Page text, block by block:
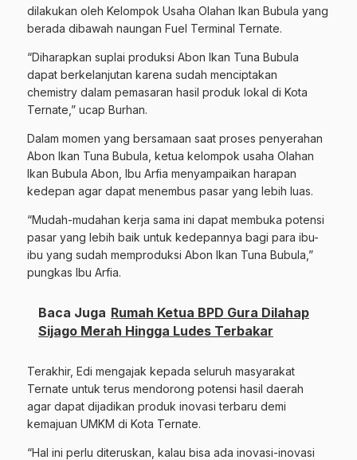
dilakukan oleh Kelompok Usaha Olahan Ikan Bubula yang
berada dibawah naungan Fuel Terminal Ternate.
“Diharapkan suplai produksi Abon Ikan Tuna Bubula
dapat berkelanjutan karena sudah menciptakan
chemistry dalam pemasaran hasil produk lokal di Kota
Ternate,” ucap Burhan.
Dalam momen yang bersamaan saat proses penyerahan
Abon Ikan Tuna Bubula, ketua kelompok usaha Olahan
Ikan Bubula Abon, Ibu Arfia menyampaikan harapan
kedepan agar dapat menembus pasar yang lebih luas.
“Mudah-mudahan kerja sama ini dapat membuka potensi
pasar yang lebih baik untuk kedepannya bagi para ibu-
ibu yang sudah memproduksi Abon Ikan Tuna Bubula,”
pungkas Ibu Arfia.
Baca Juga Rumah Ketua BPD Gura Dilahap
Sijago Merah Hingga Ludes Terbakar
Terakhir, Edi mengajak kepada seluruh masyarakat
Ternate untuk terus mendorong potensi hasil daerah
agar dapat dijadikan produk inovasi terbaru demi
kemajuan UMKM di Kota Ternate.
“Hal ini perlu diteruskan, kalau bisa ada inovasi-inovasi